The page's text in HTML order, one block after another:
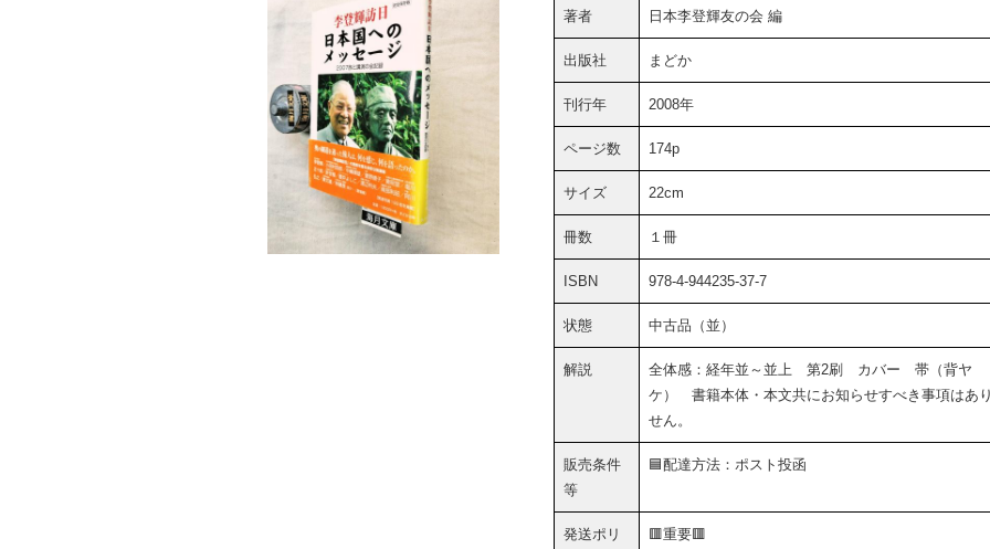
著者 日本李登輝友の会 編
出版社 まどか
刊行年 2008年
ページ数 174p
サイズ 22cm
冊数 １冊
ISBN 978-4-944235-37-7
状態 中古品（並）
解説
全体感：経年並～並上 第2刷 カバー 帯（背ヤ
ケ） 書籍本体・本文共にお知らせすべき事項はあ
せん。
販売条件
等
🟦配達方法：ポスト投函
発送ポリ
🟥重要🟥